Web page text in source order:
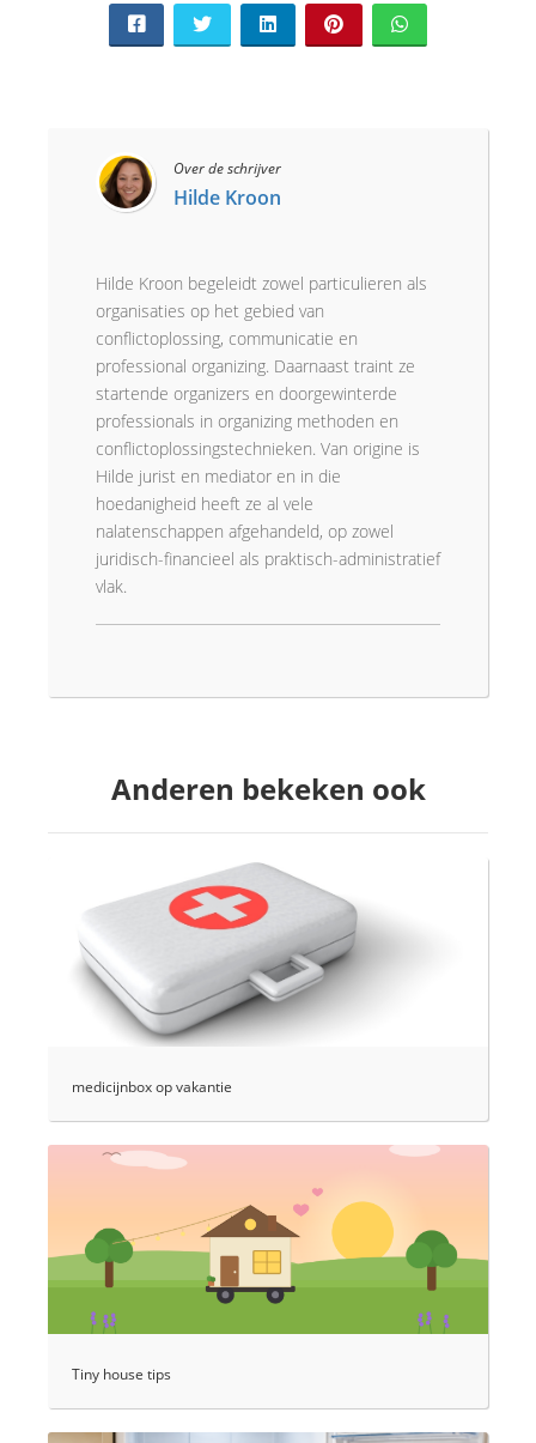
Over de schrijver
Hilde Kroon
Hilde Kroon begeleidt zowel particulieren als
organisaties op het gebied van
conflictoplossing, communicatie en
professional organizing. Daarnaast traint ze
startende organizers en doorgewinterde
professionals in organizing methoden en
conflictoplossingstechnieken. Van origine is
Hilde jurist en mediator en in die
hoedanigheid heeft ze al vele
nalatenschappen afgehandeld, op zowel
juridisch-financieel als praktisch-administratief
vlak.
Anderen bekeken ook
medicijnbox op vakantie
Tiny house tips